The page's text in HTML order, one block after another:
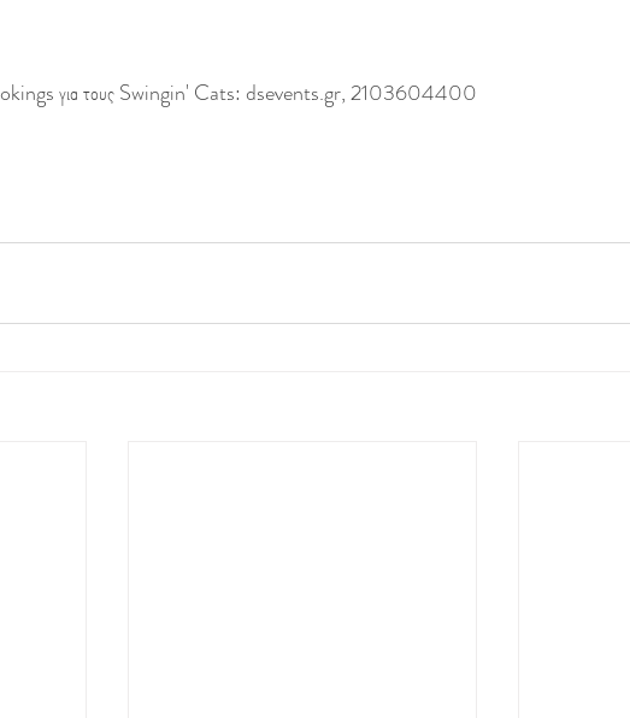
για τους Swingin' Cats: dsevents.gr, 2103604400